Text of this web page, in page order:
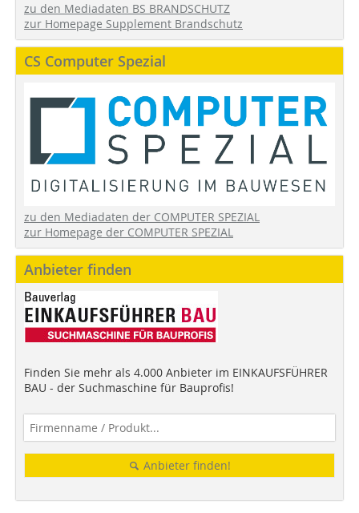
zu den Mediadaten BS BRANDSCHUTZ
zur Homepage Supplement Brandschutz
CS Computer Spezial
zu den Mediadaten der COMPUTER SPEZIAL
zur Homepage der COMPUTER SPEZIAL
Anbieter finden
Finden Sie mehr als 4.000 Anbieter im EINKAUFSFÜHRER
BAU - der Suchmaschine für Bauprofis!
Anbieter finden!